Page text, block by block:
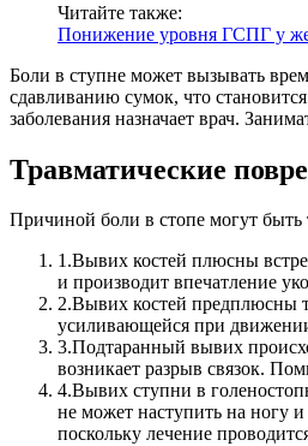
Читайте также:
Понижение уровня ГСПГ у
Боли в ступне может вызывать
сдавливанию сумок, что
заболевания назначает врач.
Травматические
Причиной боли в стопе могут быть
1.Вывих костей плюсны
и производит впечатление
2.Вывих костей предплюсны
усиливающейся при
3.Подтаранный вывих
возникает разрыв связок.
4.Вывих ступни в
не может наступить на ногу
поскольку лечение